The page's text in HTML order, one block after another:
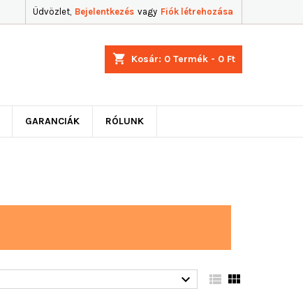
Üdvözlet, Bejelentkezés vagy Fiók létrehozása
shopping_cart Kosár: 0 Termék - 0 Ft
GARANCIÁK RÓLUNK
  